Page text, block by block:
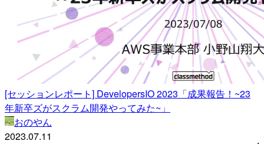
[セッションレポート] DevelopersIO 2023「成果報告！~23
年新卒ズがスクラム開発やってみた~」
おのやん
2023.07.11